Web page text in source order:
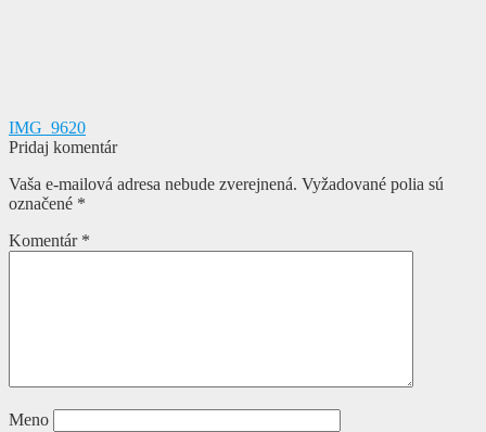
Navigácia
v
článku
Predchádzajúci
článok:
IMG_9620
Pridaj komentár
Vaša e-mailová adresa nebude zverejnená. Vyžadované polia sú
označené *
Komentár *
Meno